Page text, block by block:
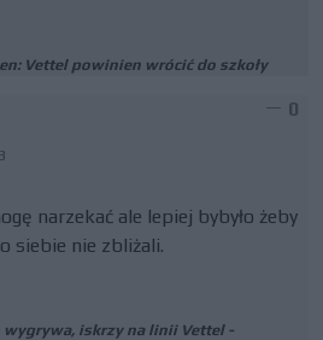
Vettel powinien wrócić do szkoły
0
narzekać ale lepiej bybyło żeby
siebie nie zbliżali.
wygrywa, iskrzy na linii Vettel -